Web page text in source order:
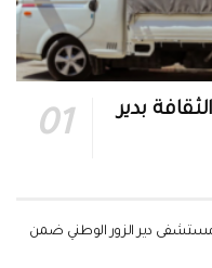
الثقافة بدير
مستشفى دير الزور الوطني ضمن